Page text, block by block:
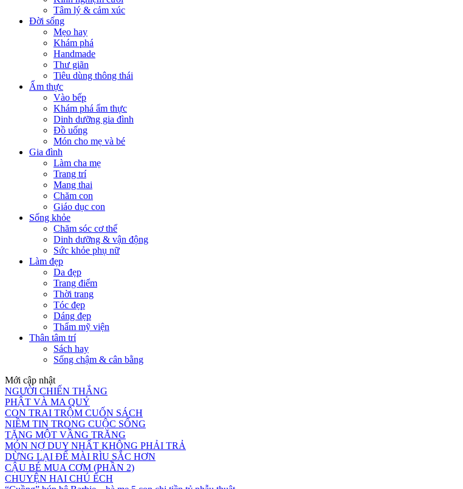
Tâm lý & cảm xúc
Đời sống
Mẹo hay
Khám phá
Handmade
Thư giãn
Tiêu dùng thông thái
Ẩm thực
Vào bếp
Khám phá ẩm thực
Dinh dưỡng gia đình
Đồ uống
Món cho mẹ và bé
Gia đình
Làm cha mẹ
Trang trí
Mang thai
Chăm con
Giáo dục con
Sống khỏe
Chăm sóc cơ thể
Dinh dưỡng & vận động
Sức khỏe phụ nữ
Làm đẹp
Da đẹp
Trang điểm
Thời trang
Tóc đẹp
Dáng đẹp
Thẩm mỹ viện
Thân tâm trí
Sách hay
Sống chậm & cân bằng
Mới cập nhật
NGƯỜI CHIẾN THẮNG
PHẬT VÀ MA QUỶ
CON TRAI TRỘM CUỐN SÁCH
NIỀM TIN TRONG CUỘC SỐNG
TẶNG MỘT VẦNG TRĂNG
MÓN NỢ DUY NHẤT KHÔNG PHẢI TRẢ
DỪNG LẠI ĐỂ MÀI RÌU SẮC HƠN
CẬU BÉ MUA CƠM (PHẦN 2)
CHUYỆN HAI CHÚ ẾCH